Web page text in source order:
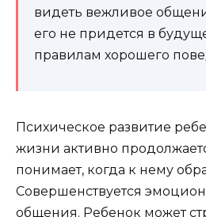
видеть вежливое
его не придется в
правилам хорошего
Психическое развитие
жизни активно
понимает, когда к нему
Совершенствуется
общения. Ребенок может